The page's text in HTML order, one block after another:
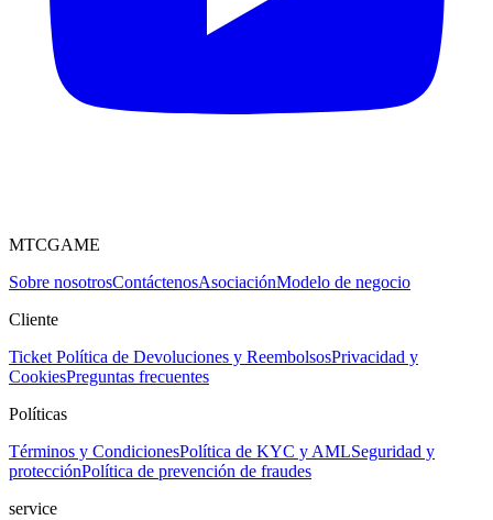
MTCGAME
Sobre nosotrosContáctenosAsociaciónModelo de negocio
Cliente
Ticket Política de Devoluciones y ReembolsosPrivacidad y
CookiesPreguntas frecuentes
Políticas
Términos y CondicionesPolítica de KYC y AMLSeguridad y
protecciónPolítica de prevención de fraudes
service